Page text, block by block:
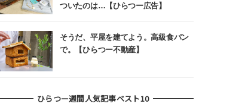
ついたのは…【ひらつー広告】
そうだ、平屋を建てよう。高級食パン
で。【ひらつー不動産】
ひらつー週間人気記事ベスト10